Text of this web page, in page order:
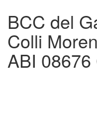
BCC del
Colli
ABI